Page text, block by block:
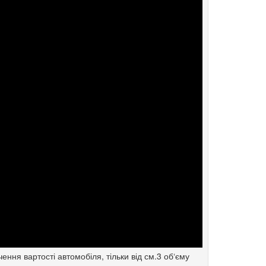
вартості автомобіля, тільки від см.3 об‘єму